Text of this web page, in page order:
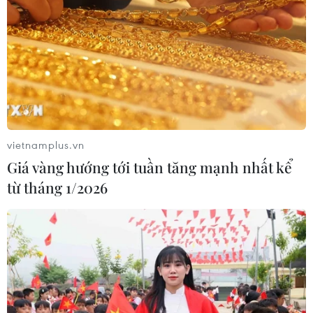
07/08/2026 11:24
Khắc phục "Thẻ vàng" IUU: Siết chặt
quản lý đội tàu
07/08/2026 10:49
Đà Nẵng: Tìm thấy 3 bộ hài cốt liệt sỹ
từ nguồn tin của người dân
07/08/2026 10:42
Ban đại diện cha mẹ học sinh không
được tự đặt các khoản thu, ép buộc
vietnamplus.vn
Giá vàng hướng tới tuần tăng mạnh nhất kể
từ tháng 1/2026